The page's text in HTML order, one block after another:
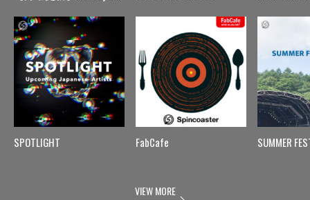
SPOTLIGHT FabCafe SUMMER
VIEW MORE